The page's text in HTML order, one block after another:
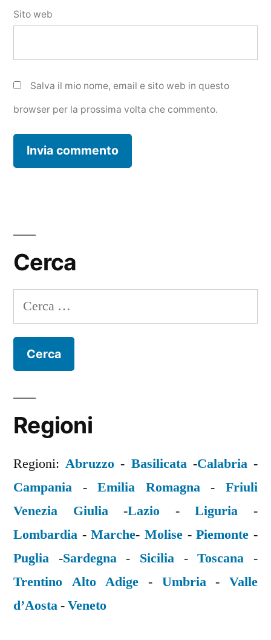
Sito web
Salva il mio nome, email e sito web in questo
browser per la prossima volta che commento.
Cerca
Ricerca
per:
Regioni
Regioni:Abruzzo - Basilicata-Calabria-
Campania -Emilia Romagna-Friuli
Venezia Giulia-Lazio -Liguria -
Lombardia -Marche-Molise -Piemonte -
Puglia -Sardegna- Sicilia -Toscana -
Trentino Alto Adige - Umbria-Valle
d’Aosta-Veneto